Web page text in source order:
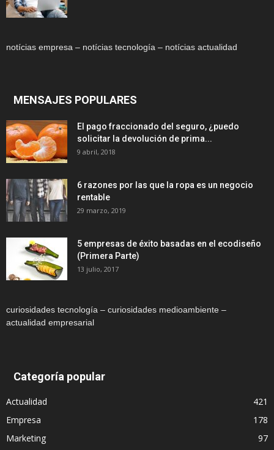
notícias empresa – notícias tecnología – notícias actualidad
MENSAJES POPULARES
El pago fraccionado del seguro, ¿puedo
solicitar la devolución de prima...
9 abril, 2018
6 razones por las que la ropa es un negocio
rentable
29 marzo, 2019
5 empresas de éxito basadas en el ecodiseño
(Primera Parte)
13 julio, 2017
curiosidades tecnología – curiosidades medioambiente –
actualidad empresarial
Categoría popular
Actualidad
421
Empresa
178
Marketing
97